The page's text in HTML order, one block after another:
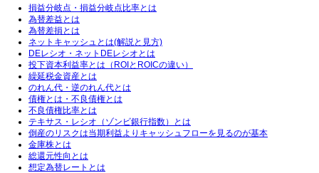
損益分岐点・損益分岐点比率とは
為替差益とは
為替差損とは
ネットキャッシュとは(解説と見方)
DEレシオ・ネットDEレシオとは
投下資本利益率とは（ROIとROICの違い）
繰延税金資産とは
のれん代・逆のれん代とは
債権とは・不良債権とは
不良債権比率とは
テキサス・レシオ（ゾンビ銀行指数）とは
倒産のリスクは当期利益よりキャッシュフローを見るのが基本
金庫株とは
総還元性向とは
想定為替レートとは